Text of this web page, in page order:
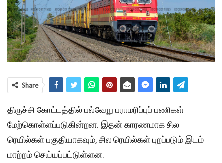
Share
திருச்சி கோட்டத்தில் பல்வேறு பராமரிப்புப் பணிகள்
மேற்கொள்ளப்படுகின்றன. இதன் காரணமாக சில
ரெயில்கள் பகுதியாகவும், சில ரெயில்கள் புறப்படும் இடம்
மாற்றம் செய்யப்பட்டுள்ளன.